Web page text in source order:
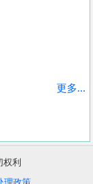
更多...
利